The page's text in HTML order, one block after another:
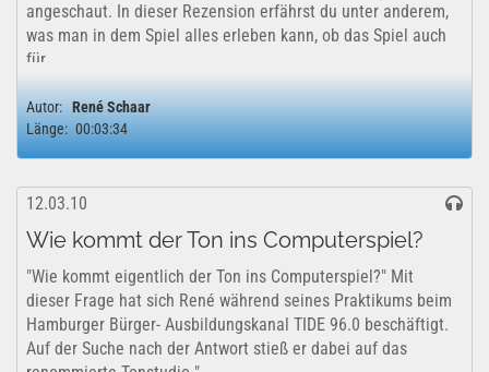
angeschaut. In dieser Rezension erfährst du unter anderem,
was man in dem Spiel alles erleben kann, ob das Spiel auch
für...
Autor: René Schaar
Länge: 00:03:34
12.03.10
Wie kommt der Ton ins Computerspiel?
"Wie kommt eigentlich der Ton ins Computerspiel?" Mit
dieser Frage hat sich René während seines Praktikums beim
Hamburger Bürger- Ausbildungskanal TIDE 96.0 beschäftigt.
Auf der Suche nach der Antwort stieß er dabei auf das